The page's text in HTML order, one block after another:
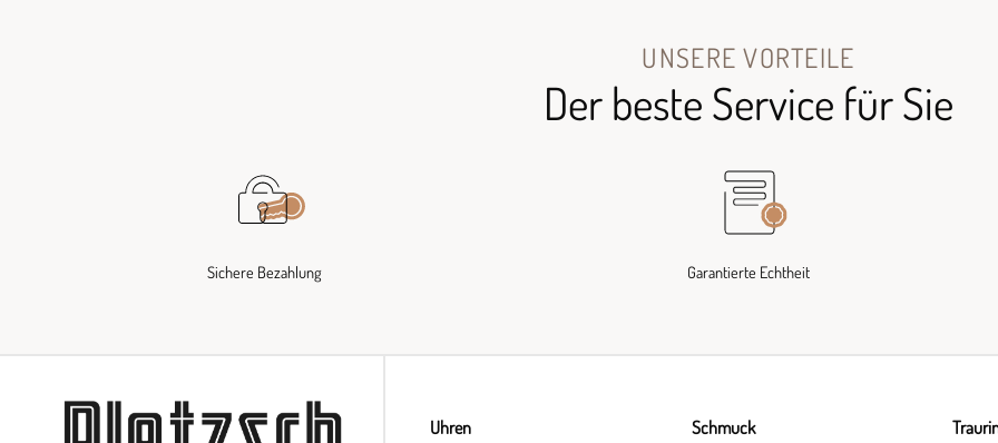
UNSERE VORTEILE
Der beste Service für Sie
Sichere Bezahlung Garantierte Echtheit
Uhren Schmuck